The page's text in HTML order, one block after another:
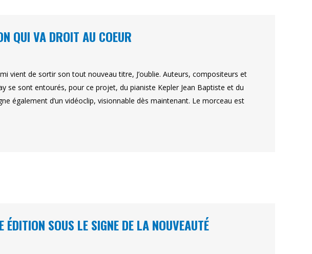
QUI VA DROIT AU COEUR
vient de sortir son tout nouveau titre, J’oublie. Auteurs, compositeurs et
se sont entourés, pour ce projet, du pianiste Kepler Jean Baptiste et du
également d’un vidéoclip, visionnable dès maintenant. Le morceau est
SOUS LE SIGNE DE LA NOUVEAUTÉ